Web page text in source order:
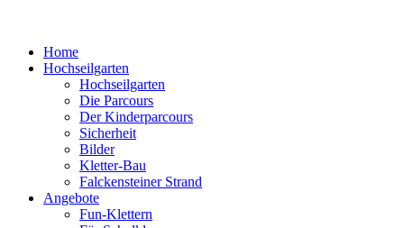
Home
Hochseilgarten
Hochseilgarten
Die Parcours
Der Kinderparcours
Sicherheit
Bilder
Kletter-Bau
Falckensteiner Strand
Angebote
Fun-Klettern